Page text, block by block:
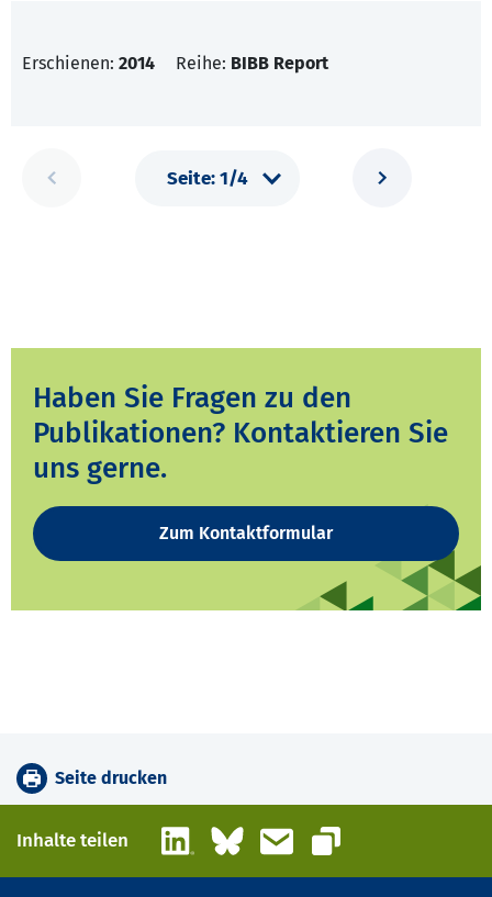
Erschienen: 2014 Reihe: BIBB Report
Haben Sie Fragen zu den
Publikationen? Kontaktieren Sie
uns gerne.
Zum Kontaktformular
Seite drucken
Inhalte teilen LinkedInBlueskyE-Mail
Link kopieren